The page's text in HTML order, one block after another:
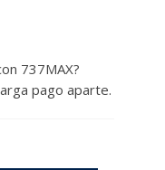
737MAX?
pago aparte.